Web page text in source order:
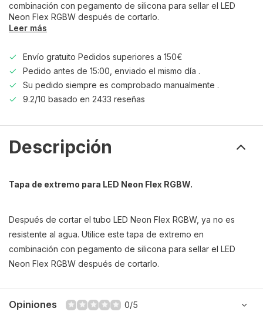
combinación con pegamento de silicona para sellar el LED
Neon Flex RGBW después de cortarlo.
Leer más
Envío gratuito Pedidos superiores a 150€
Pedido antes de 15:00, enviado el mismo día .
Su pedido siempre es comprobado manualmente .
9.2/10 basado en 2433 reseñas
Descripción
Tapa de extremo para LED Neon Flex RGBW.
Después de cortar el tubo LED Neon Flex RGBW, ya no es
resistente al agua. Utilice este tapa de extremo en
combinación con pegamento de silicona para sellar el LED
Neon Flex RGBW después de cortarlo.
Opiniones 0/5